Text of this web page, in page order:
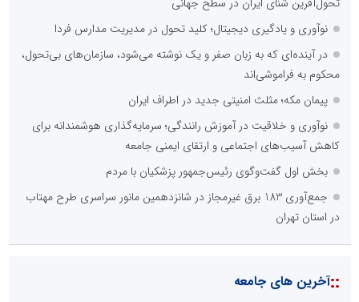
نوآوری و یادگیری دیجیتال؛ کلید تحول در مدیریت مدارس فردا
در آینده‌ای که به زبان صفر و یک نوشته می‌شود، سازمان‌های بی‌تحول،
محکوم به فراموشی‌اند
پیمان مکه؛ مثلث امنیتی جدید در اطراف ایران
نوآوری و خلاقیت در آموزش رانندگی؛ سرمایه‌گذاری هوشمندانه برای
کاهش آسیب‌های اجتماعی و ارتقای ایمنی جامعه
بخش اول گفت‌وگوی رئیس‌جمهور پزشکیان با مردم
جمع‌آوری 183 برق غیرمجاز در شانزدهمین مانور سراسری طرح مهتاب
در استان تهران
::آخرین های جامعه